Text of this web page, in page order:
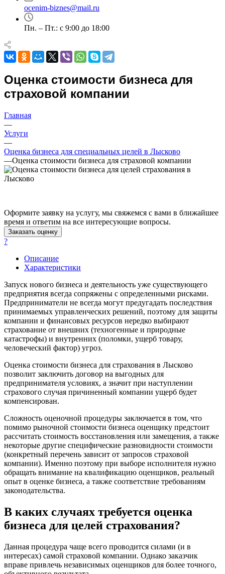
ocenim-biznes@mail.ru
Пн. – Пт.: с 9:00 до 18:00
Оценка стоимости бизнеса для
страховой компании
Главная
—
Услуги
—
Оценка бизнеса для специальных целей в Лысково
—Оценка стоимости бизнеса для страховой компании
Оформите заявку на услугу, мы свяжемся с вами в ближайшее
время и ответим на все интересующие вопросы.
Заказать оценку
?
Описание
Характеристики
Запуск нового бизнеса и деятельность уже существующего
предприятия всегда сопряжены с определенными рисками.
Предприниматели не всегда могут предугадать последствия
принимаемых управленческих решений, поэтому для защиты
компании и финансовых ресурсов нередко выбирают
страхование от внешних (техногенные и природные
катастрофы) и внутренних (поломки, ущерб товару,
человеческий фактор) угроз.
Оценка стоимости бизнеса для страхования в Лысково
позволит заключить договор на выгодных для
предпринимателя условиях, а значит при наступлении
страхового случая причиненный компании ущерб будет
компенсирован.
Сложность оценочной процедуры заключается в том, что
помимо рыночной стоимости бизнеса оценщику предстоит
рассчитать стоимость восстановления или замещения, а также
некоторые другие специфические разновидности стоимости
(конкретный перечень зависит от запросов страховой
компании). Именно поэтому при выборе исполнителя нужно
обращать внимание на квалификацию оценщиков, реальный
опыт в оценке бизнеса, а также соответствие требованиям
законодательства.
В каких случаях требуется оценка
бизнеса для целей страхования?
Данная процедура чаще всего проводится силами (и в
интересах) самой страховой компании. Однако заказчик
вправе привлечь независимых оценщиков для более точного,
Например: Лысково
Абдулино
Абинск
Аксай
Алушта
Анапа
Ангарск
Анжеро-Судженск
Апатиты
Апрелевка
Арамиль
Асбест
Асино
Астрахань
Ахтубинск
Балабаново
Балаково
Балашиха
Балашов
Барабинск
Барнаул
Бахчисарай
Белая Калитва
Белгород
Белебей
Белово
Белогорск
Белорецк
Белореченск
Белоярский
Бердск
Березники
Биробиджан
Бирск
Благовещенск
Благодарный
Богородицк